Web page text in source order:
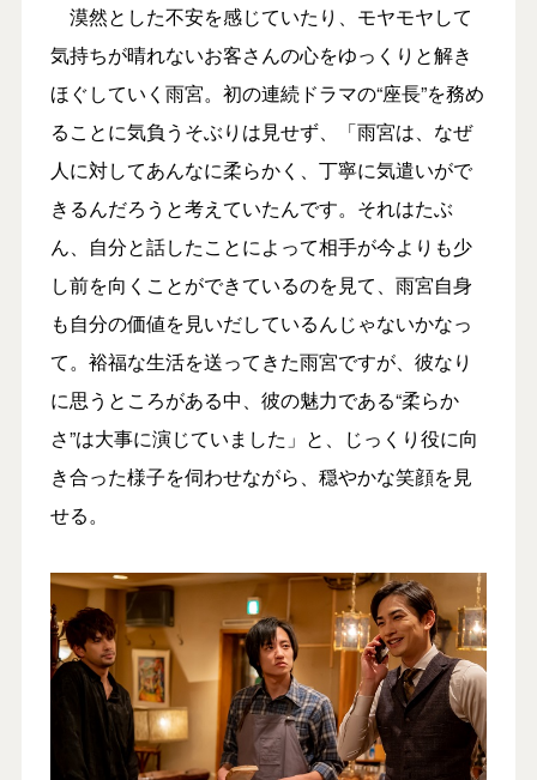
漠然とした不安を感じていたり、モヤモヤして
気持ちが晴れないお客さんの心をゆっくりと解き
ほぐしていく雨宮。初の連続ドラマの“座長”を務め
ることに気負うそぶりは見せず、「雨宮は、なぜ
人に対してあんなに柔らかく、丁寧に気遣いがで
きるんだろうと考えていたんです。それはたぶ
ん、自分と話したことによって相手が今よりも少
し前を向くことができているのを見て、雨宮自身
も自分の価値を見いだしているんじゃないかなっ
て。裕福な生活を送ってきた雨宮ですが、彼なり
に思うところがある中、彼の魅力である“柔らか
さ”は大事に演じていました」と、じっくり役に向
き合った様子を伺わせながら、穏やかな笑顔を見
せる。